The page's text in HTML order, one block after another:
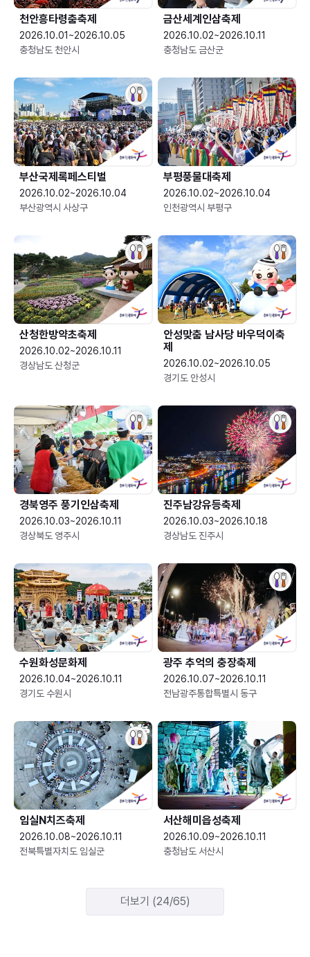
천안흥타령춤축제
2026.10.01~2026.10.05
충청남도 천안시
금산세계인삼축제
2026.10.02~2026.10.11
충청남도 금산군
부산국제록페스티벌
2026.10.02~2026.10.04
부산광역시 사상구
부평풍물대축제
2026.10.02~2026.10.04
인천광역시 부평구
산청한방약초축제
2026.10.02~2026.10.11
경상남도 산청군
안성맞춤 남사당 바우덕이축
제
2026.10.02~2026.10.05
경기도 안성시
경북영주 풍기인삼축제
2026.10.03~2026.10.11
경상북도 영주시
진주남강유등축제
2026.10.03~2026.10.18
경상남도 진주시
수원화성문화제
2026.10.04~2026.10.11
경기도 수원시
광주 추억의 충장축제
2026.10.07~2026.10.11
전남광주통합특별시 동구
임실N치즈축제
2026.10.08~2026.10.11
전북특별자치도 임실군
서산해미읍성축제
2026.10.09~2026.10.11
충청남도 서산시
더보기 (24/65)